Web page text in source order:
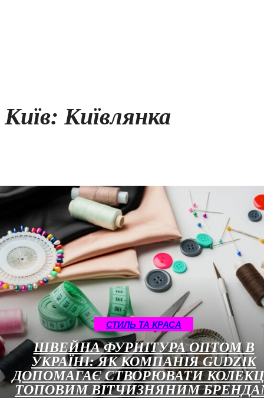
Київ: Київлянка
СТИЛЬ ТА КРАСА
ШВЕЙНА ФУРНІТУРА ОПТОМ В
УКРАЇНІ: ЯК КОМПАНІЯ GUDZIK
ДОПОМАГАЄ СТВОРЮВАТИ
ТОПОВИМ ВІТЧИЗНЯНИМ